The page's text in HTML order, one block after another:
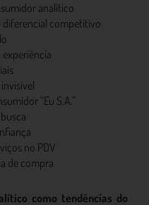
analítico
competitivo
“Eu S.A.”
no PDV
de compra
como tendências do